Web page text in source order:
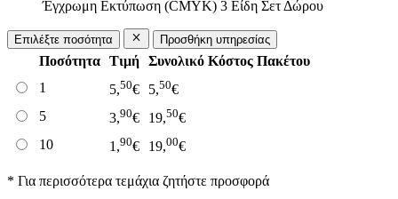
Έγχρωμη Εκτύπωση (CMYK) 3 Είδη Σετ Δώρου
Επιλέξτε ποσότητα Προσθήκη υπηρεσίας
Ποσότητα Τιμή Συνολικό Κόστος Πακέτου
1
5,50€ 5,50€
5
3,90€ 19,50€
10
1,90€ 19,00€
* Για περισσότερα τεμάχια ζητήστε προσφορά